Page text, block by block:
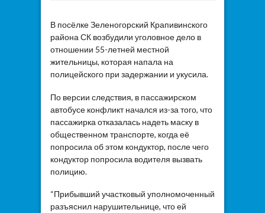
В посёлке Зеленогорский Крапивинского
района СК возбудили уголовное дело в
отношении 55-летней местной
жительницы, которая напала на
полицейского при задержании и укусила.
По версии следствия, в пассажирском
автобусе конфликт начался из-за того, что
пассажирка отказалась надеть маску в
общественном транспорте, когда её
попросила об этом кондуктор, после чего
кондуктор попросила водителя вызвать
полицию.
“Прибывший участковый уполномоченный
разъяснил нарушительнице, что ей